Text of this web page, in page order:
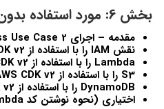
بخش 6: مورد استفاده بدون سرور 2 – S3، Lambda و DynamoDB
مقدمه – اجراي Serveless Use Case 2
نقش IAM را با استفاده از AWS CDK v2 ايجاد کنيد
Lambda را با استفاده از AWS CDK v2 ايجاد کنيد
S3 را با استفاده از AWS CDK v2 ايجاد کنيد
DynamoDB را با استفاده از AWS CDK v2 ايجاد کنيد
اختياري (نحوه نوشتن کد Lambda) – از دوره Udemy من در AWS Lambda